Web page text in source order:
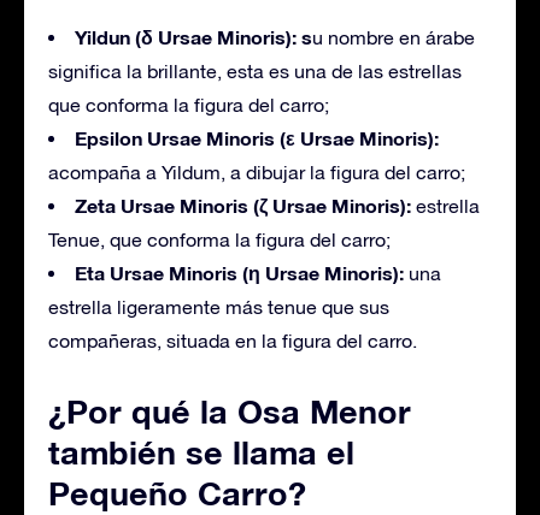
Yildun (δ Ursae Minoris): su nombre en árabe
significa la brillante, esta es una de las estrellas
que conforma la figura del carro;
Epsilon Ursae Minoris (ε Ursae Minoris):
acompaña a Yildum, a dibujar la figura del carro;
Zeta Ursae Minoris (ζ Ursae Minoris): estrella
Tenue, que conforma la figura del carro;
Eta Ursae Minoris (η Ursae Minoris): una
estrella ligeramente más tenue que sus
compañeras, situada en la figura del carro.
¿Por qué la Osa Menor
también se llama el
Pequeño Carro?